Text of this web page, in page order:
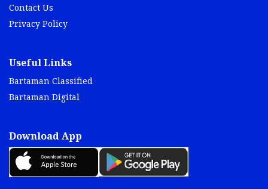
Contact Us
Privacy Policy
Useful Links
Bartaman Classified
Bartaman Digital
Download App